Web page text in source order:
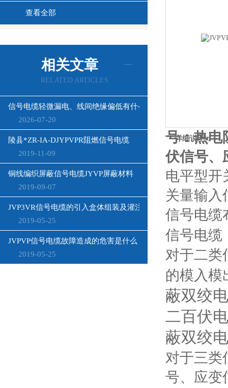
查看全部
相关文章
RELATED ARTICLES
信号电缆轻微漏电、线间绝缘偏低有什么影响？
2026-07-20
陵县*ZR-IA-DJYPVPR阻燃信号电缆
2019-11-09
铜线编织屏蔽信号电缆JYVP屏蔽材料
2019-09-07
JVP3VR信号电缆的引入盒体组装及灌注密封胶和膨胀胶
2019-05-25
JVPVP信号电缆故障造成的危害是什么
2019-05-25
详细说明：
号：热电
伏信号、
电平型开
关量输入
信号电缆
信号电缆
对于二类
的模入模
蔽双绞
二百伏
蔽双绞
对于三类
号、应变